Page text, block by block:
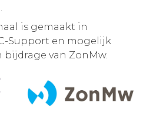
is gemaakt in
Support en mogelijk
van ZonMw.